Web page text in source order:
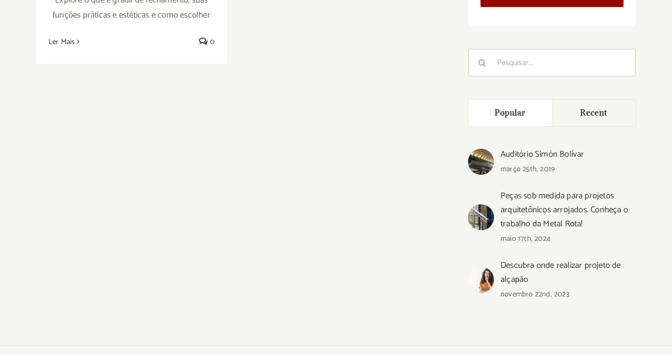
funções práticas e estéticas e como escolher
Ler Mais 0
Buscar
resultados
Popular Recent
Auditório Simón Bolívar
março 25th, 2019
Peças sob medida para projetos
arquitetônicos arrojados. Conheça o
trabalho da Metal Rota!
maio 17th, 2024
Descubra onde realizar projeto de
alçapão
novembro 22nd, 2023